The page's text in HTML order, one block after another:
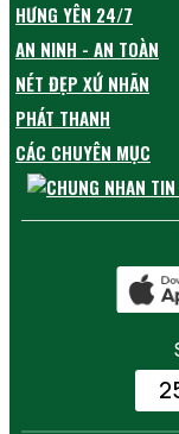
HƯNG YÊN 24/7
AN NINH - AN TOÀN
NÉT ĐẸP XỨ NHÃN
PHÁT THANH
CÁC CHUYÊN MỤC